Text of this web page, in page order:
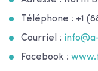
Téléphone : +1
Courriel :
Facebook :